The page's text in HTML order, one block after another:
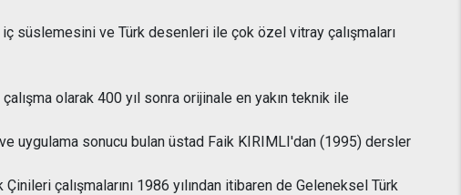
iç süslemesini ve Türk desenleri ile çok özel vitray çalışmaları
olarak 400 yıl sonra orijinale en yakın teknik ile
uygulama sonucu bulan üstad Faik KIRIMLI'dan (1995) dersler
çalışmalarını 1986 yılından itibaren de Geleneksel Türk